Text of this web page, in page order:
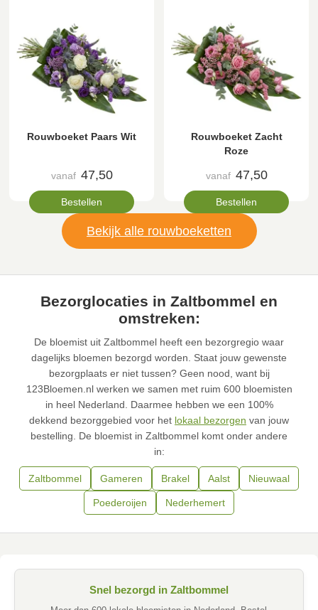
Rouwboeket Paars Wit
vanaf 47,50
Bestellen
Rouwboeket Zacht
Roze
vanaf 47,50
Bestellen
Bekijk alle rouwboeketten
Bezorglocaties in Zaltbommel en
omstreken:
De bloemist uit Zaltbommel heeft een bezorgregio waar
dagelijks bloemen bezorgd worden. Staat jouw gewenste
bezorgplaats er niet tussen? Geen nood, want bij
123Bloemen.nl werken we samen met ruim 600 bloemisten
in heel Nederland. Daarmee hebben we een 100%
dekkend bezorggebied voor het lokaal bezorgen van jouw
bestelling. De bloemist in Zaltbommel komt onder andere
in:
Zaltbommel Gameren Brakel Aalst Nieuwaal
Poederoijen Nederhemert
Snel bezorgd in Zaltbommel